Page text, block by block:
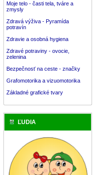
Moje telo - časti tela, tváre a
zmysly
Zdravá výživa - Pyramída
potravín
Zdravie a osobná hygiena
Zdravé potraviny - ovocie,
zelenina
Bezpečnosť na ceste - značky
Grafomotorika a vizuomotorika
Základné grafické tvary
ĽUDIA